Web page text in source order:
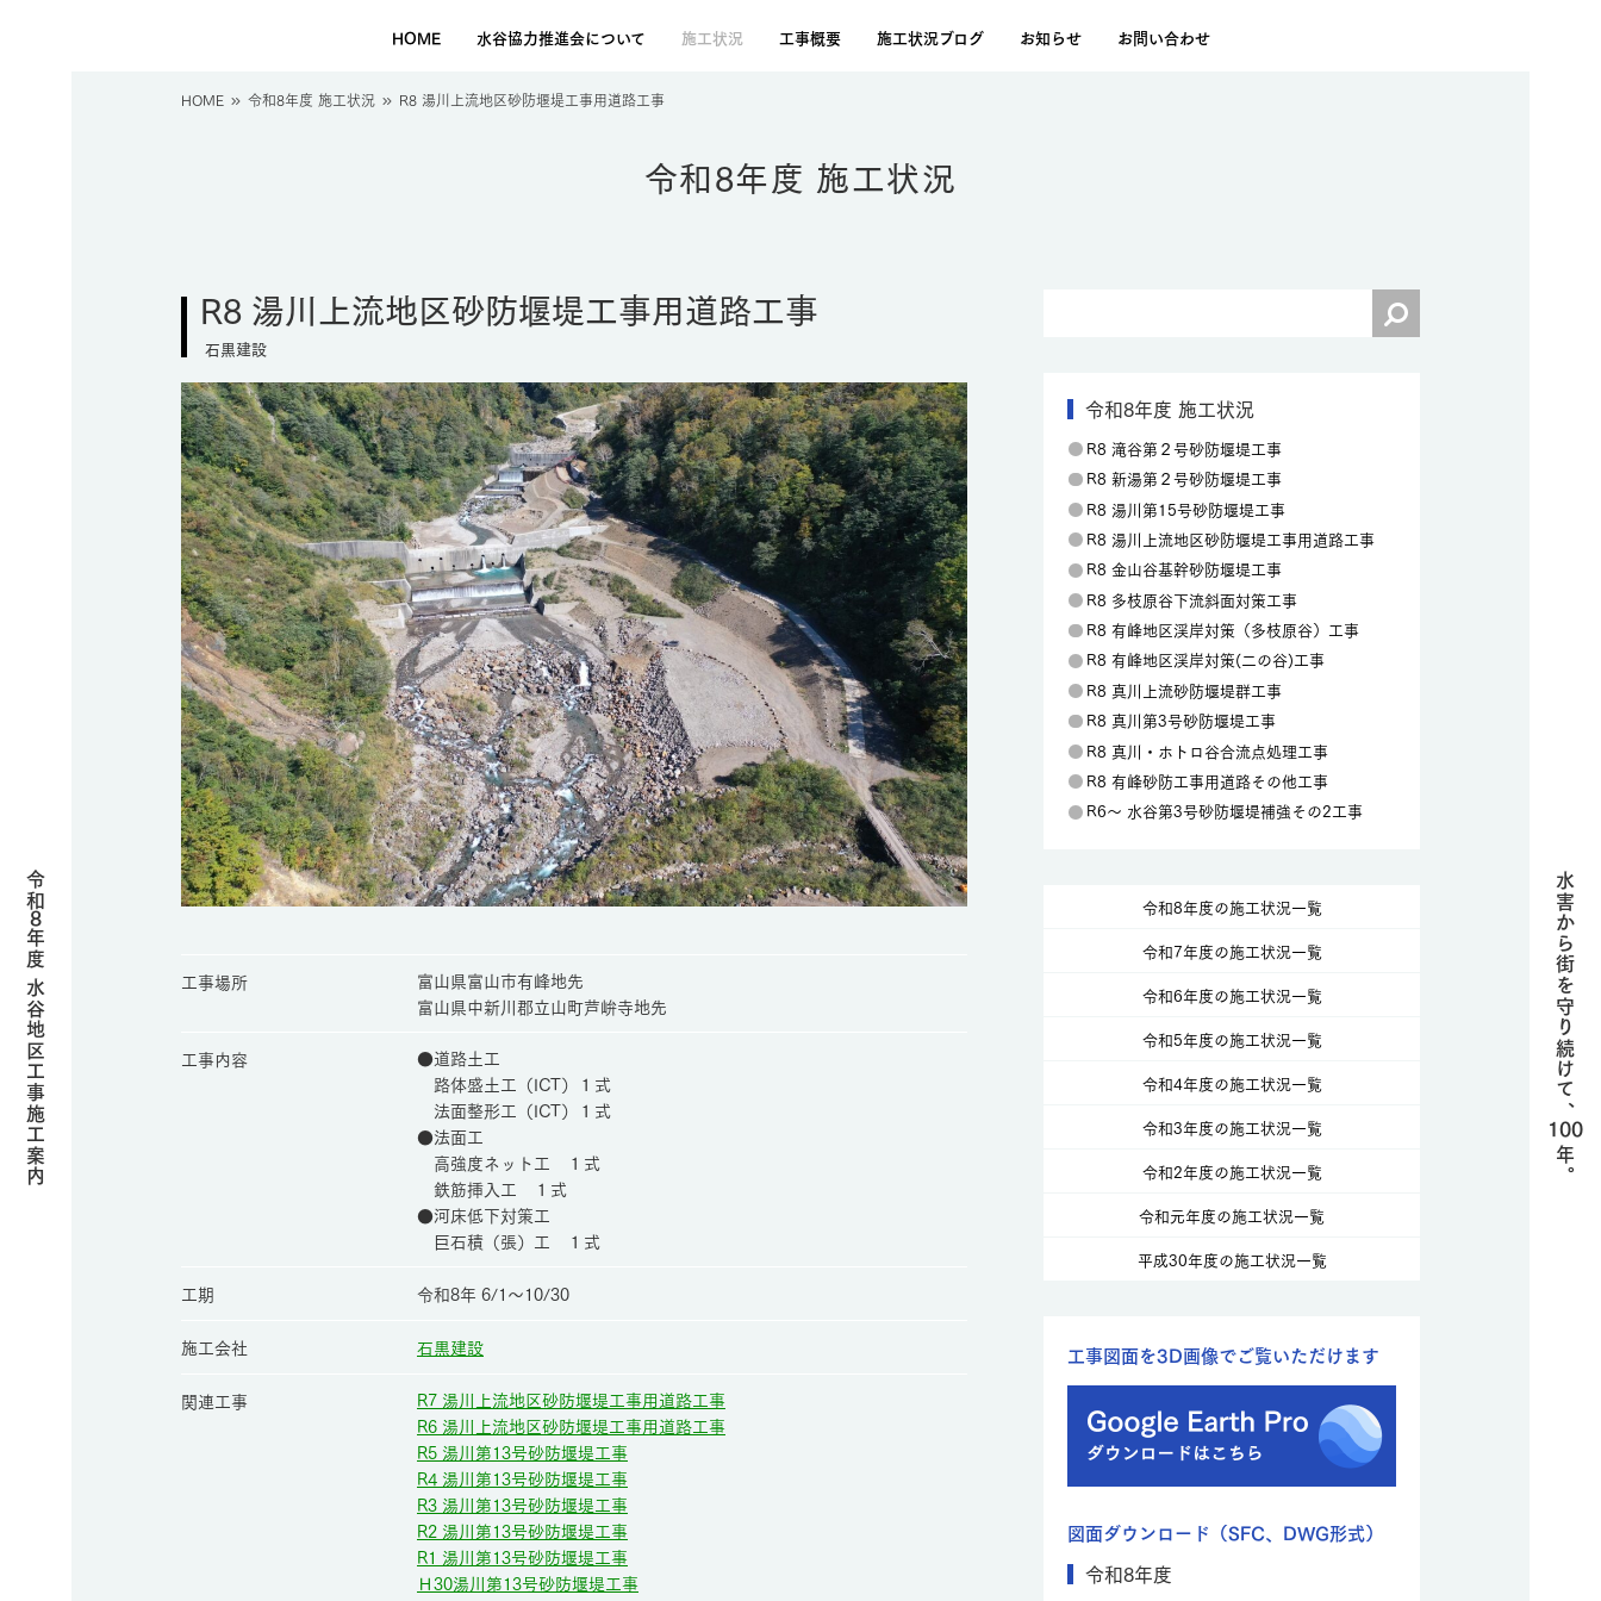
HOME 水谷協力推進会について 施工状況 工事概要 施工状況ブログ お知らせ お問い合わせ
令和
8
年度 水谷地区工事施工案内 水害から街を守り続けて、
100
年。
HOME 令和8年度 施工状況 R8 湯川上流地区砂防堰堤工事用道路工事
令和8年度 施工状況
R8 湯川上流地区砂防堰堤工事用道路工事
石黒建設
工事場所
富山県富山市有峰地先
富山県中新川郡立山町芦峅寺地先
工事内容
●道路土工
路体盛土工（ICT）１式
法面整形工（ICT）１式
●法面工
高強度ネット工 １式
鉄筋挿入工 １式
●河床低下対策工
巨石積（張）工 １式
工期
令和8年 6/1～10/30
施工会社 石黒建設
関連工事
R7 湯川上流地区砂防堰堤工事用道路工事
R6 湯川上流地区砂防堰堤工事用道路工事
R5 湯川第13号砂防堰堤工事
R4 湯川第13号砂防堰堤工事
R3 湯川第13号砂防堰堤工事
R2 湯川第13号砂防堰堤工事
R1 湯川第13号砂防堰堤工事
Ｈ30湯川第13号砂防堰堤工事
令和8年度 施工状況
R8 滝谷第２号砂防堰堤工事
R8 新湯第２号砂防堰堤工事
R8 湯川第15号砂防堰堤工事
R8 湯川上流地区砂防堰堤工事用道路工事
R8 金山谷基幹砂防堰堤工事
R8 多枝原谷下流斜面対策工事
R8 有峰地区渓岸対策（多枝原谷）工事
R8 有峰地区渓岸対策(二の谷)工事
R8 真川上流砂防堰堤群工事
R8 真川第3号砂防堰堤工事
R8 真川・ホトロ谷合流点処理工事
R8 有峰砂防工事用道路その他工事
R6〜 水谷第3号砂防堰堤補強その2工事
令和8年度の施工状況一覧
令和7年度の施工状況一覧
令和6年度の施工状況一覧
令和5年度の施工状況一覧
令和4年度の施工状況一覧
令和3年度の施工状況一覧
令和2年度の施工状況一覧
令和元年度の施工状況一覧
平成30年度の施工状況一覧
工事図面を3D画像でご覧いただけます
図面ダウンロード（SFC、DWG形式）
令和8年度